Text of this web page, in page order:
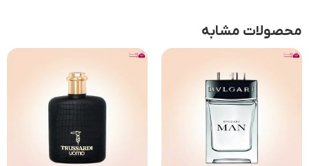
محصولات مشابه